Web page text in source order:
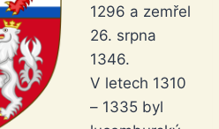
1296 a zemřel
26. srpna
1346.
V letech 1310
– 1335 byl